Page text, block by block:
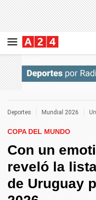
Deportes Mundial 2026
COPA DEL MUNDO
Con un
reveló la
de Uruguay